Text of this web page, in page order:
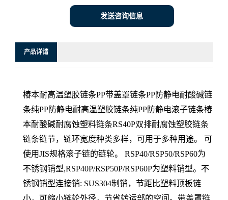
发送咨询信息
产品详请
椿本耐高温塑胶链条PP带盖罩链条PP防静电耐酸碱链
条纯PP防静电耐高温塑胶链条纯PP防静电滚子链条椿
本耐酸碱耐腐蚀塑料链条RS40P双排耐腐蚀塑胶链条
链条链节，链环宽度种类多样，可用于多种用途。 可
使用JIS规格滚子链的链轮。 RSP40/RSP50/RSP60为
不锈钢销型,RSP40P/RSP50P/RSP60P为塑料销型。不
锈钢销型连接销: SUS304制销，节距比塑料顶板链
小，可缩小链轮外径，节省转运部的空间。带盖罩链